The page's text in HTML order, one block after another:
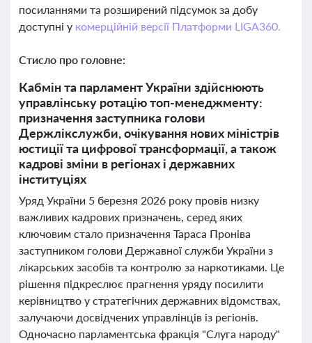
посиланнями та розширений підсумок за добу
доступні у комерційній версії Платформи LIGA360.
Стисло про головне:
Кабмін та парламент України здійснюють
управлінську ротацію топ-менеджменту:
призначення заступника голови
Держлікслужби, очікування нових міністрів
юстиції та цифрової трансформації, а також
кадрові зміни в регіонах і державних
інституціях
Уряд України 5 березня 2026 року провів низку
важливих кадрових призначень, серед яких
ключовим стало призначення Тараса Проніва
заступником голови Державної служби України з
лікарських засобів та контролю за наркотиками. Це
рішення підкреслює прагнення уряду посилити
керівництво у стратегічних державних відомствах,
залучаючи досвідчених управлінців із регіонів.
Одночасно парламентська фракція "Слуга народу"